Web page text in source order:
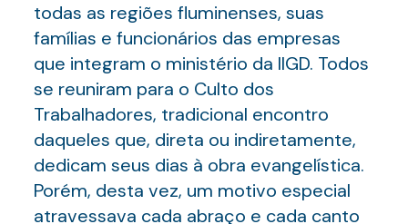
todas as regiões fluminenses, suas
famílias e funcionários das empresas
que integram o ministério da IIGD. Todos
se reuniram para o Culto dos
Trabalhadores, tradicional encontro
daqueles que, direta ou indiretamente,
dedicam seus dias à obra evangelística.
Porém, desta vez, um motivo especial
atravessava cada abraço e cada canto